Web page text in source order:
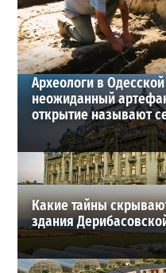
21-07-2026 в 19:23
ВИБОР РЕДАКЦИИ
Археологи в
неожиданный
открытие называют
Какие тайны
здания